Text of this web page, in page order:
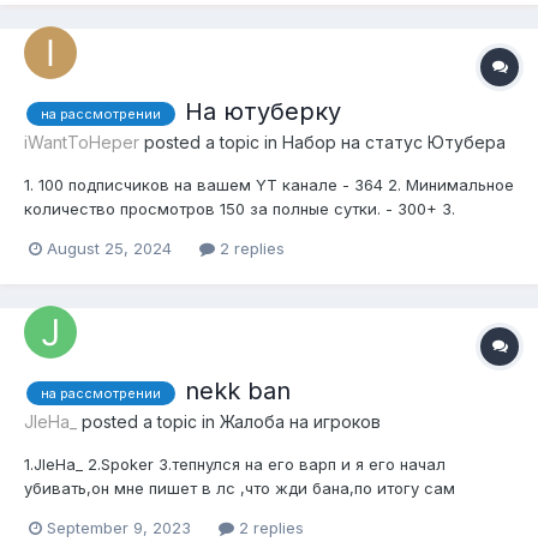
стороны канала окее...
на рассмотрении На ютуберку
iWantToHeper posted a topic in Набор на статус Ютубера
1. 100 подписчиков на вашем YT канале - 364 2. Минимальное
количество просмотров 150 за полные сутки. - 300+ 3.
принимаются! - Только minecraft 4. Если ваш канал основан
нареканий со...
August 25, 2024 2 replies
на рассмотрении nekk ban
JIeHa_ posted a topic in Жалоба на игроков
1.JIeHa_ 2.Spoker 3.тепнулся на его варп и я его начал
убивать,он мне пишет в лс ,что жди бана,по итогу сам
дискорд 4.1 гриф 5.
September 9, 2023 2 replies